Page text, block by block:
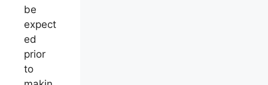
be
expect
ed
prior
to